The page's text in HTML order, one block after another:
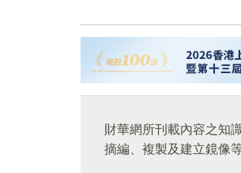
財華網所刊載內容之知
摘編、複製及建立鏡像